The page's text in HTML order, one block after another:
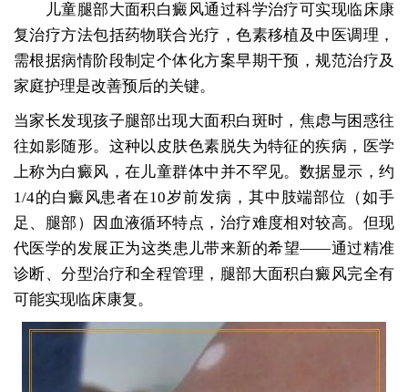
儿童腿部大面积白癜风通过科学治疗可实现临床康
复治疗方法包括药物联合光疗，色素移植及中医调理，
需根据病情阶段制定个体化方案早期干预，规范治疗及
家庭护理是改善预后的关键。
当家长发现孩子腿部出现大面积白斑时，焦虑与困惑往
往如影随形。这种以皮肤色素脱失为特征的疾病，医学
上称为白癜风，在儿童群体中并不罕见。数据显示，约
1/4的白癜风患者在10岁前发病，其中肢端部位（如手
足、腿部）因血液循环特点，治疗难度相对较高。但现
代医学的发展正为这类患儿带来新的希望——通过精准
诊断、分型治疗和全程管理，腿部大面积白癜风完全有
可能实现临床康复。